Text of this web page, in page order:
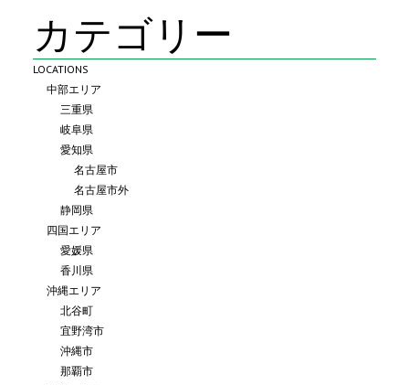
カテゴリー
LOCATIONS
中部エリア
三重県
岐阜県
愛知県
名古屋市
名古屋市外
静岡県
四国エリア
愛媛県
香川県
沖縄エリア
北谷町
宜野湾市
沖縄市
那覇市